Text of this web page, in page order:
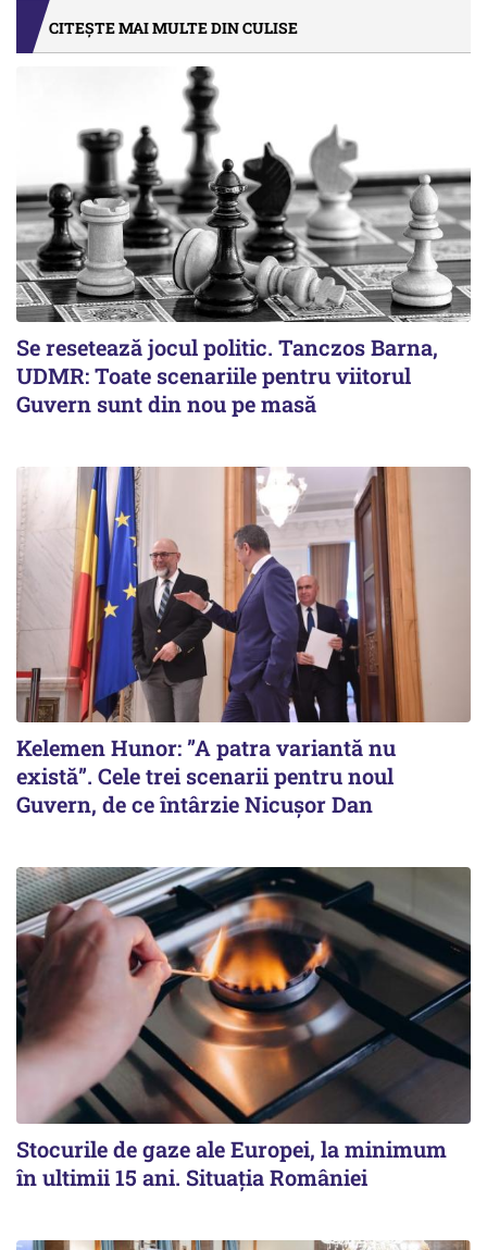
CITEȘTE MAI MULTE DIN CULISE
Se resetează jocul politic. Tanczos Barna,
UDMR: Toate scenariile pentru viitorul
Guvern sunt din nou pe masă
Kelemen Hunor: ”A patra variantă nu
există”. Cele trei scenarii pentru noul
Guvern, de ce întârzie Nicușor Dan
Stocurile de gaze ale Europei, la minimum
în ultimii 15 ani. Situația României